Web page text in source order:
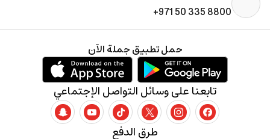
+971 50 335 8800
طرق الدفع
تابعنا على وسائل التواصل الإجتماعي
حمل تطبيق جملة الآن